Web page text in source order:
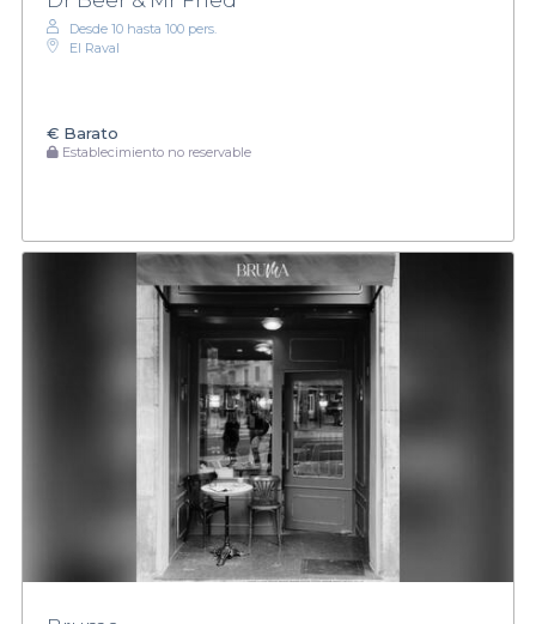
Desde 10 hasta 100 pers.
El Raval
€ Barato
Establecimiento no reservable